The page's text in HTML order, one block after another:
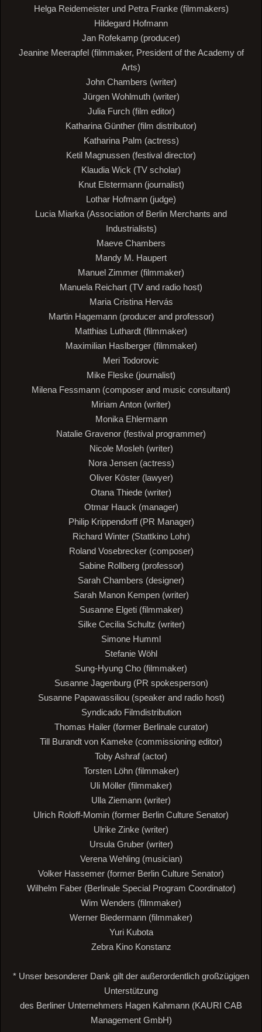
Helga Reidemeister und Petra Franke (filmmakers)
Hildegard Hofmann
Jan Rofekamp (producer)
Jeanine Meerapfel (filmmaker, President of the Academy of
Arts)
John Chambers (writer)
Jürgen Wohlmuth (writer)
Julia Furch (film editor)
Katharina Günther (film distributor)
Katharina Palm (actress)
Ketil Magnussen (festival director)
Klaudia Wick (TV scholar)
Knut Elstermann (journalist)
Lothar Hofmann (judge)
Lucia Miarka (Association of Berlin Merchants and
Industrialists)
Maeve Chambers
Mandy M. Haupert
Manuel Zimmer (filmmaker)
Manuela Reichart (TV and radio host)
Maria Cristina Hervás
Martin Hagemann (producer and professor)
Matthias Luthardt (filmmaker)
Maximilian Haslberger (filmmaker)
Meri Todorovic
Mike Fleske (journalist)
Milena Fessmann (composer and music consultant)
Miriam Anton (writer)
Monika Ehlermann
Natalie Gravenor (festival programmer)
Nicole Mosleh (writer)
Nora Jensen (actress)
Oliver Köster (lawyer)
Otana Thiede (writer)
Otmar Hauck (manager)
Philip Krippendorff (PR Manager)
Richard Winter (Stattkino Lohr)
Roland Vosebrecker (composer)
Sabine Rollberg (professor)
Sarah Chambers (designer)
Sarah Manon Kempen (writer)
Susanne Elgeti (filmmaker)
Silke Cecilia Schultz (writer)
Simone Humml
Stefanie Wöhl
Sung-Hyung Cho (filmmaker)
Susanne Jagenburg (PR spokesperson)
Susanne Papawassiliou (speaker and radio host)
Syndicado Filmdistribution
Thomas Hailer (former Berlinale curator)
Till Burandt von Kameke (commissioning editor)
Toby Ashraf (actor)
Torsten Löhn (filmmaker)
Uli Möller (filmmaker)
Ulla Ziemann (writer)
Ulrich Roloff-Momin (former Berlin Culture Senator)
Ulrike Zinke (writer)
Ursula Gruber (writer)
Verena Wehling (musician)
Volker Hassemer (former Berlin Culture Senator)
Wilhelm Faber (Berlinale Special Program Coordinator)
Wim Wenders (filmmaker)
Werner Biedermann (filmmaker)
Yuri Kubota
Zebra Kino Konstanz
* Unser besonderer Dank gilt der außerordentlich großzügigen
Unterstützung
des Berliner Unternehmers Hagen Kahmann (KAURI CAB
Management GmbH)